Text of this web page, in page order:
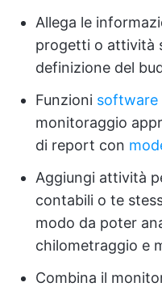
Allega le
progetti o attività
definizione del
Funzioni software
monitoraggio
di report con
Aggiungi attività
contabili o te
modo da poter
chilometraggio e
Combina il